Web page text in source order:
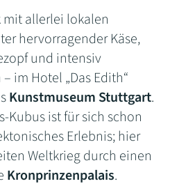
mit allerlei lokalen
hervorragender Käse,
und intensiv
im Hotel „Das Edith“
Kunstmuseum Stuttgart.
Kubus ist für sich schon
Erlebnis; hier
Weltkrieg durch einen
Kronprinzenpalais.